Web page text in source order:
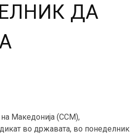
ДА
Македонија (ССМ),
во државата, во понеделник